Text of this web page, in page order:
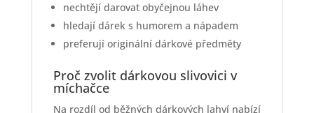
nechtějí darovat obyčejnou láhev
hledají dárek s humorem a nápadem
preferují originální dárkové předměty
Proč zvolit dárkovou slivovici v
míchačce
Na rozdíl od běžných dárkových lahví nabízí